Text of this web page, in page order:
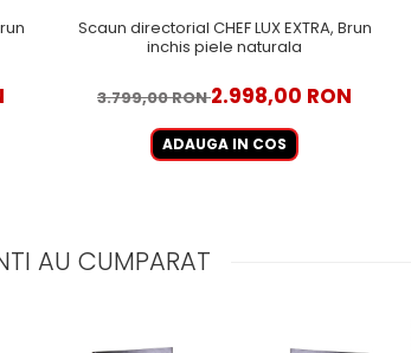
Scaun directorial CHEF LUX EXTRA, Brun
inchis piele naturala
3.799,00 RON2.998,00 RON
ADAUGA IN COS
AU CUMPARAT